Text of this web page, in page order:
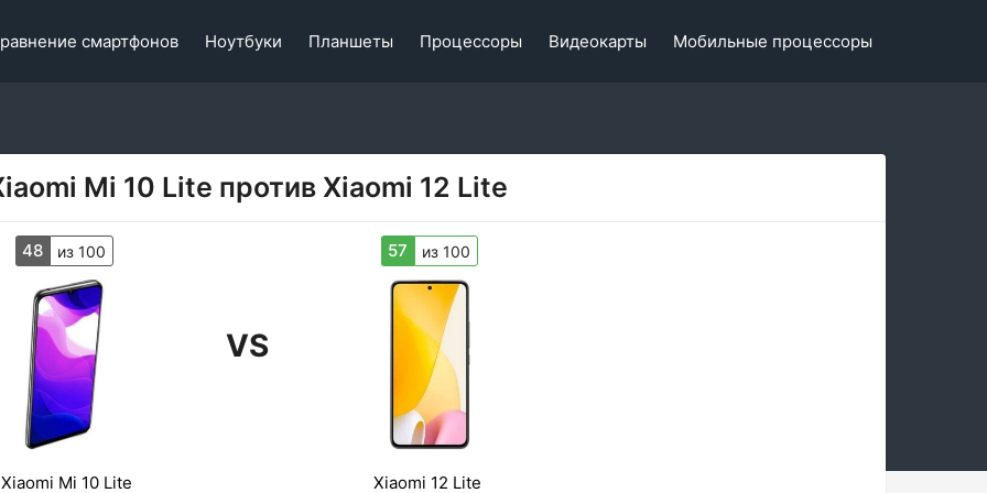
смартфонов Ноутбуки Планшеты Процессоры Видеокарты Мобильные процессоры
Mi 10 Lite против Xiaomi 12 Lite
48 из 100
VS
57 из 100
Xiaomi Mi 10 Lite Xiaomi 12 Lite